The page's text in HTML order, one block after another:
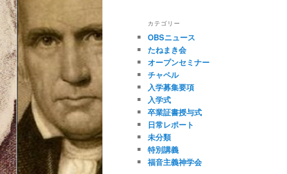
カテゴリー
OBSニュース
たねまき会
オープンセミナー
チャペル
入学募集要項
入学式
卒業証書授与式
日常レポート
未分類
特別講義
福音主義神学会